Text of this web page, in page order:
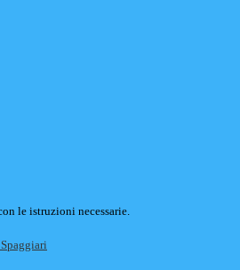
le istruzioni necessarie.